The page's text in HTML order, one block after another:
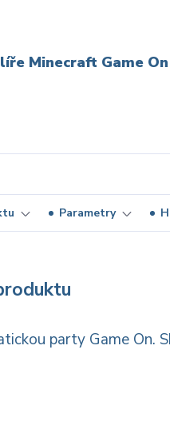
Minecraft Game
Parametry
party Game On.